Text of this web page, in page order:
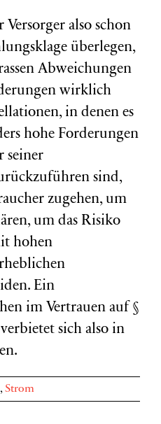
also schon
überlegen,
Abweichungen
wirklich
in denen es
hohe Forderungen
seiner
sind,
zugehen, um
um das Risiko
hohen
Ein
im Vertrauen auf §
sich also in
, Strom